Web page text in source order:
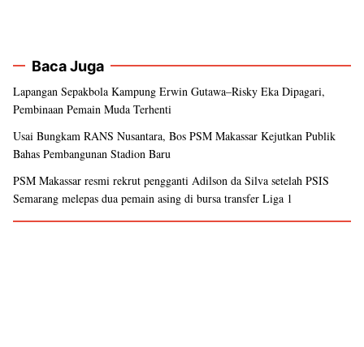
Baca Juga
Lapangan Sepakbola Kampung Erwin Gutawa–Risky Eka Dipagari,
Pembinaan Pemain Muda Terhenti
Usai Bungkam RANS Nusantara, Bos PSM Makassar Kejutkan Publik
Bahas Pembangunan Stadion Baru
PSM Makassar resmi rekrut pengganti Adilson da Silva setelah PSIS
Semarang melepas dua pemain asing di bursa transfer Liga 1